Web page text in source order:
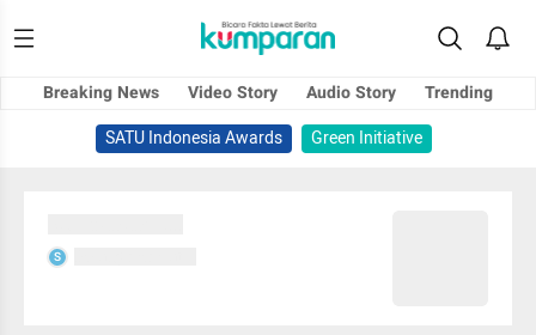
Breaking News Video Story Audio Story
Trending
SATU Indonesia Awards
Green Initiative
S